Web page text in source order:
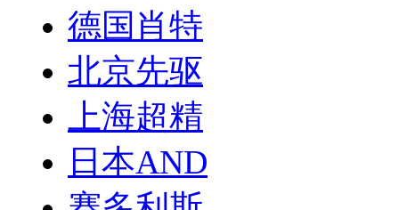
德国肖特
北京先驱
上海超精
日本AND